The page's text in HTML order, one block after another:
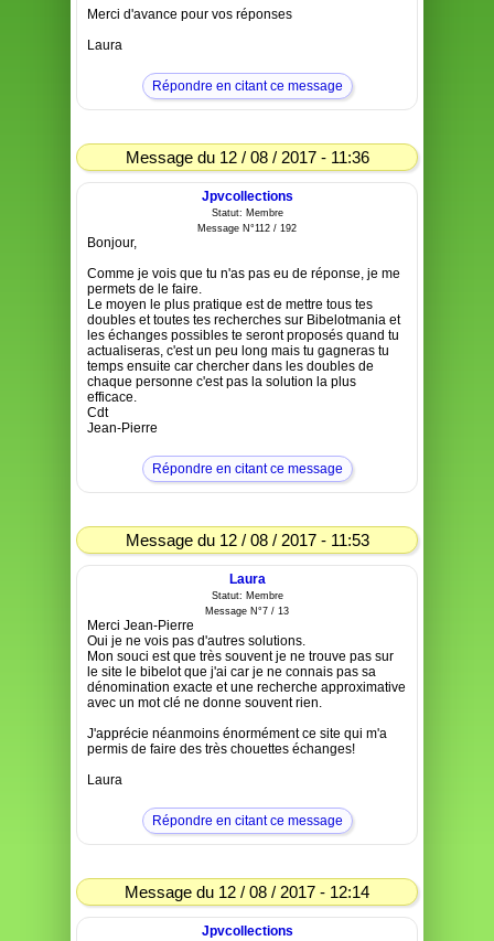
Merci d'avance pour vos réponses
Laura
Répondre en citant ce message
Message du 12 / 08 / 2017 - 11:36
Jpvcollections
Statut: Membre
Message N°112 / 192
Bonjour,
Comme je vois que tu n'as pas eu de réponse, je me
permets de le faire.
Le moyen le plus pratique est de mettre tous tes
doubles et toutes tes recherches sur Bibelotmania et
les échanges possibles te seront proposés quand tu
actualiseras, c'est un peu long mais tu gagneras tu
temps ensuite car chercher dans les doubles de
chaque personne c'est pas la solution la plus
efficace.
Cdt
Jean-Pierre
Répondre en citant ce message
Message du 12 / 08 / 2017 - 11:53
Laura
Statut: Membre
Message N°7 / 13
Merci Jean-Pierre
Oui je ne vois pas d'autres solutions.
Mon souci est que très souvent je ne trouve pas sur
le site le bibelot que j'ai car je ne connais pas sa
dénomination exacte et une recherche approximative
avec un mot clé ne donne souvent rien.
J'apprécie néanmoins énormément ce site qui m'a
permis de faire des très chouettes échanges!
Laura
Répondre en citant ce message
Message du 12 / 08 / 2017 - 12:14
Jpvcollections